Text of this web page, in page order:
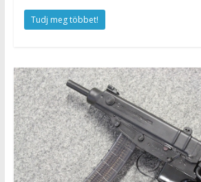
Tudj meg többet!